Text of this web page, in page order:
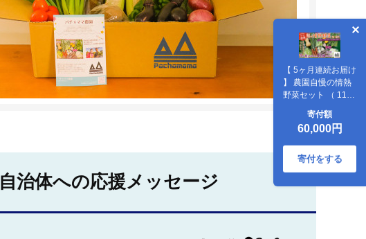
【 5ヶ月連続お届け
】 農園自慢の情熱
野菜セット （ 11品
）【 野菜 詰め合わ
せ お任せ 季節物 定
期便 セット 山芋 パ
セリ わさび菜 ポッ
プコーン かぶ 人参
里芋 たまねぎ 玉ね
寄付額
60,000円
寄付をする
自治体への応援メッセージ